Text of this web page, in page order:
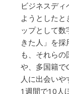
ビジネスデ
ようとした
ップとして
きた人」を
も、それら
や、多国籍
人に出会い
1週間で10人